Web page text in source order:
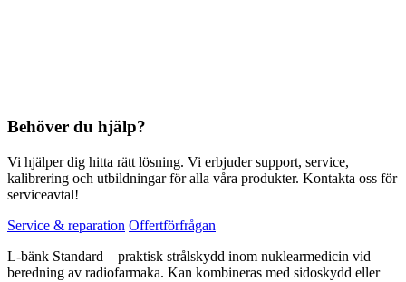
Behöver du hjälp?
Vi hjälper dig hitta rätt lösning. Vi erbjuder support, service,
kalibrering och utbildningar för alla våra produkter. Kontakta oss för
serviceavtal!
Service & reparation Offertförfrågan
L-bänk Standard – praktisk strålskydd inom nuklearmedicin vid
beredning av radiofarmaka. Kan kombineras med sidoskydd eller